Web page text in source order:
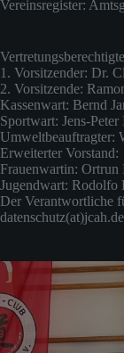
Vereinsregister:
1. Vorsitzender: Dr.
2. Vorsitzende:
Kassenwart: Bernd
Sportwart: Jens-Peter
Umweltbeauftragter:
Erweiterter Vorstand:
Frauenwartin:
Jugendwart: Rodolfo
Der Verantwortliche